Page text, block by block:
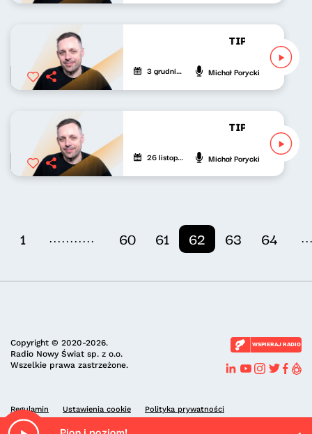
TIP-TOP Lista
3 grudnia 2022 Michał Porycki
TIP-TOP Lista
26 listopada 2022 Michał Porycki
1 ........... 60 61 62 63 64
Copyright © 2020-2026.
Radio Nowy Świat sp. z o.o.
Wszelkie prawa zastrzeżone.
WSPIERAJ RADIO
Regulamin Ustawienia cookie Polityka prywatności